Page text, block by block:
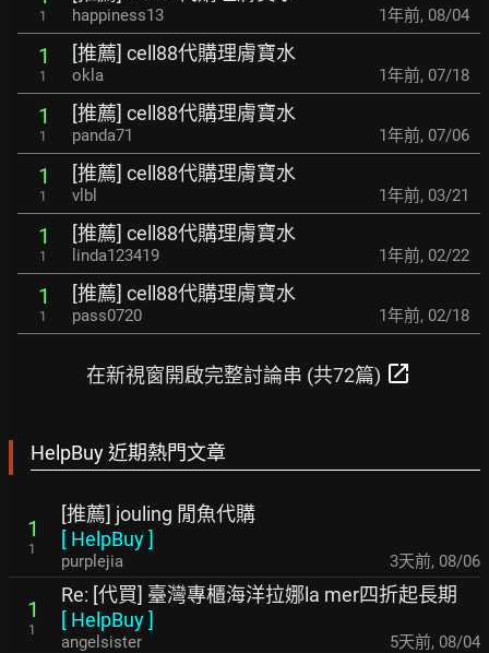
1 happiness13 1年前, 08/04
1
1
[推薦] cell88代購理膚寶水
okla 1年前, 07/18
1
1
[推薦] cell88代購理膚寶水
panda71 1年前, 07/06
1
1
[推薦] cell88代購理膚寶水
vlbl 1年前, 03/21
1
1
[推薦] cell88代購理膚寶水
linda123419 1年前, 02/22
1
1
[推薦] cell88代購理膚寶水
pass0720 1年前, 02/18
在新視窗開啟完整討論串 (共72篇) open_in_new
HelpBuy 近期熱門文章
1
1
[推薦] jouling 閒魚代購
[ HelpBuy]
purplejia 3天前, 08/06
1
1
Re: [代買] 臺灣專櫃海洋拉娜la mer四折起長期
[ HelpBuy]
angelsister 5天前, 08/04